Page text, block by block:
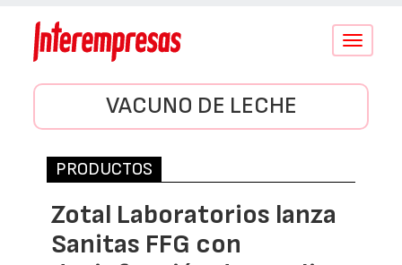
Conmutar
VACUNO DE LECHE
PRODUCTOS
Zotal Laboratorios lanza
Sanitas FFG con